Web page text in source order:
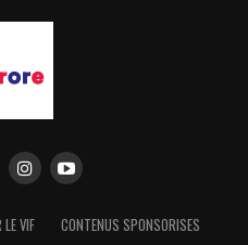
LE VIF
CONTENUS SPONSORISES